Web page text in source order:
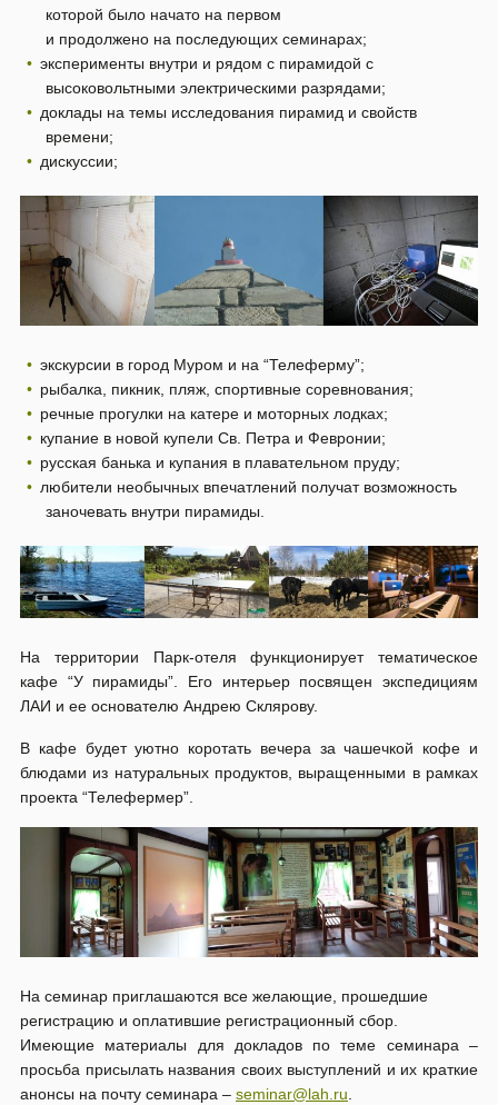
которой было начато на первом
и продолжено на последующих семинарах;
эксперименты внутри и рядом с пирамидой с
высоковольтными электрическими разрядами;
доклады на темы исследования пирамид и свойств
времени;
дискуссии;
экскурсии в город Муром и на “Телеферму”;
рыбалка, пикник, пляж, спортивные соревнования;
речные прогулки на катере и моторных лодках;
купание в новой купели Св. Петра и Февронии;
русская банька и купания в плавательном пруду;
любители необычных впечатлений получат возможность
заночевать внутри пирамиды.
На территории Парк-отеля функционирует тематическое
кафе “У пирамиды”. Его интерьер посвящен экспедициям
ЛАИ и ее основателю Андрею Склярову.
В кафе будет уютно коротать вечера за чашечкой кофе и
блюдами из натуральных продуктов, выращенными в рамках
проекта “Телефермер”.
На семинар приглашаются все желающие, прошедшие
регистрацию и оплатившие регистрационный сбор.
Имеющие материалы для докладов по теме семинара –
просьба присылать названия своих выступлений и их краткие
анонсы на почту семинара – seminar@lah.ru.